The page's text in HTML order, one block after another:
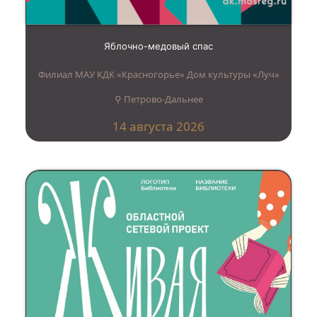
Яблочно-медовый спас
Филиал МАУ КДК «Красногорье» Дом культуры «Луч»
⚲ Петрово-Дальнее
14 августа 2026